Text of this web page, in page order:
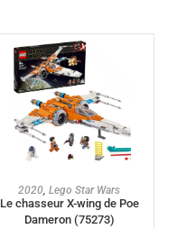
AJOUTER AU PANIER
2020, Lego Star Wars
Le chasseur X-wing de Poe
Dameron (75273)